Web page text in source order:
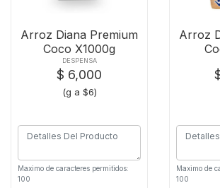
Arroz Diana Premium
Coco X1000g
DESPENSA
$ 6,000
(g a $6)
Maximo de caracteres permitidos:
100
Arroz
Maximo de
100